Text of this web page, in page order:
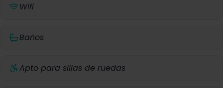
Wifi
Baños
Apto para sillas de ruedas